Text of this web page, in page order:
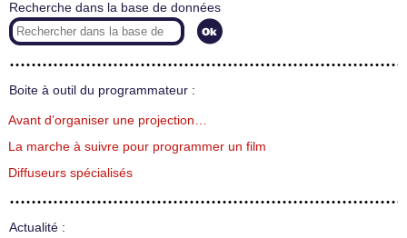
Recherche dans la base de données
Boite à outil du programmateur :
Avant d’organiser une projection…
La marche à suivre pour programmer un film
Diffuseurs spécialisés
Actualité :